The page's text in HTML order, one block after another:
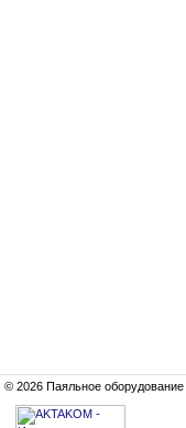
© 2026 Паяльное